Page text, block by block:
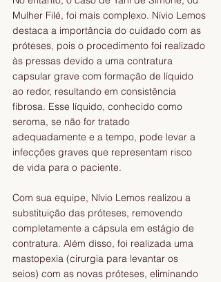
Mulher Filé, foi mais complexo. Nívio Lemos
destaca a importância do cuidado com as
próteses, pois o procedimento foi realizado
às pressas devido a uma contratura
capsular grave com formação de líquido
ao redor, resultando em consistência
fibrosa. Esse líquido, conhecido como
seroma, se não for tratado
adequadamente e a tempo, pode levar a
infecções graves que representam risco
de vida para o paciente.
Com sua equipe, Nívio Lemos realizou a
substituição das próteses, removendo
completamente a cápsula em estágio de
contratura. Além disso, foi realizada uma
mastopexia (cirurgia para levantar os
seios) com as novas próteses, eliminando